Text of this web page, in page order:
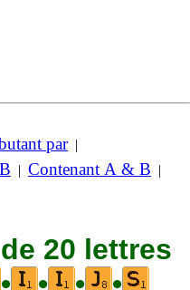
par|
| Contenant A & B |
20 lettres